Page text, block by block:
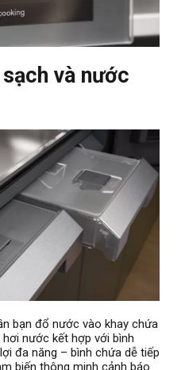
và nước
bạn đổ nước vào khay chứa
nước kết hợp với bình
đa năng – bình chứa dễ tiếp
biến thông minh cảnh báo